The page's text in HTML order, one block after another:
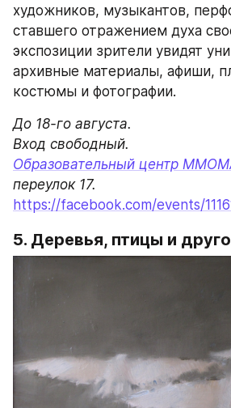
художников, музыкантов,
ставшего отражением духа
экспозиции зрители увидят
архивные материалы, афиши,
костюмы и фотографии.
До 18-го августа.
Образовательный центр
https://facebook.com/events/
5. Деревья, птицы и